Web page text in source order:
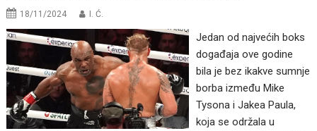
18/11/2024 I. Ć.
Jedan od najvećih boks
događaja ove godine
bila je bez ikakve sumnje
borba između Mike
Tysona i Jakea Paula,
koja se održala u